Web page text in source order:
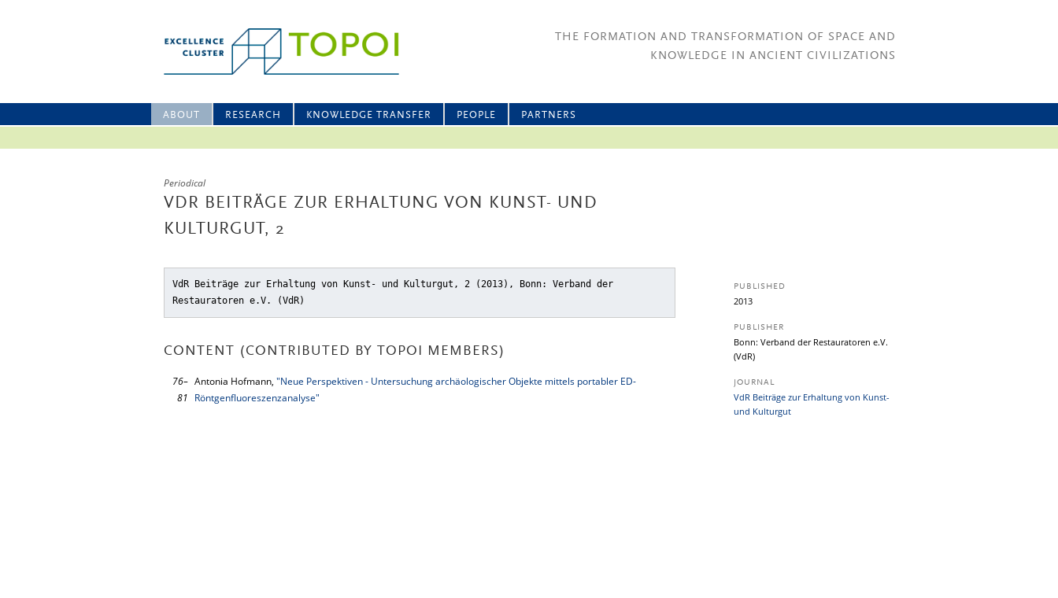
THE FORMATION AND TRANSFORMATION OF SPACE AND
KNOWLEDGE IN ANCIENT CIVILIZATIONS
ABOUT RESEARCH KNOWLEDGE TRANSFER PEOPLE PARTNERS
Periodical
VDR BEITRÄGE ZUR ERHALTUNG VON KUNST- UND
KULTURGUT, 2
VdR Beiträge zur Erhaltung von Kunst- und Kulturgut, 2 (2013), Bonn: Verband der
Restauratoren e.V. (VdR)
CONTENT (CONTRIBUTED BY TOPOI MEMBERS)
76–
81
Antonia Hofmann, "Neue Perspektiven - Untersuchung archäologischer Objekte mittels portabler ED-
Röntgenfluoreszenzanalyse"
PUBLISHED
2013
PUBLISHER
Bonn: Verband der Restauratoren e.V.
(VdR)
JOURNAL
VdR Beiträge zur Erhaltung von Kunst-
und Kulturgut